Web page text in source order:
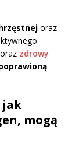
oraz
zdrowy
jak
mogą